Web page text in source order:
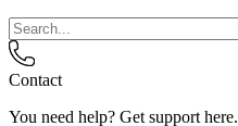
Contact
You need help? Get support here.